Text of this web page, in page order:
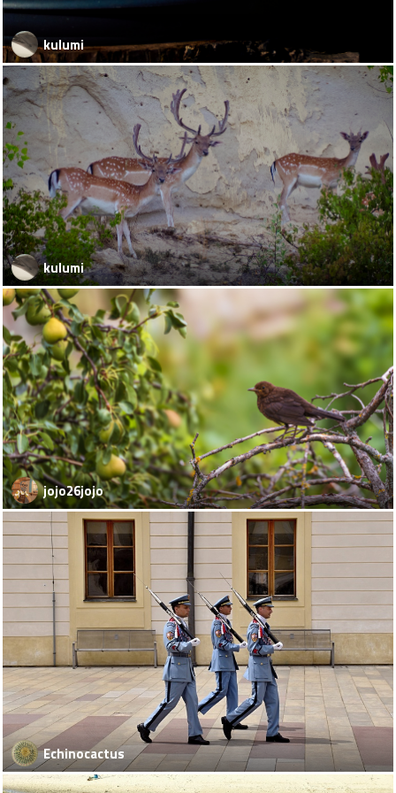
kulumi
kulumi
jojo26jojo
Echinocactus